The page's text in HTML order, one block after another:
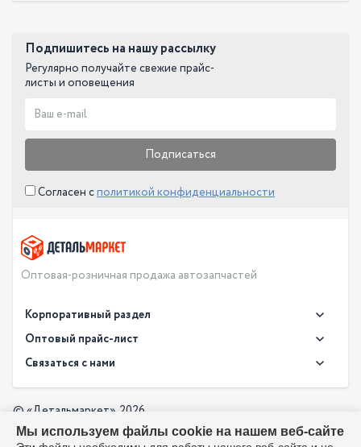
Подпишитесь на нашу рассылку
Регулярно получайте свежие прайс-
листы и оповещения
Подписаться
Согласен сполитикой конфиденциальности
Оптовая-розничная продажа автозапчастей
Корпоративный раздел
Новости
О компании
Доставка
Оптовый прайс-лист
Оплата
Производители
Оптовый прайс-лист
Скачать прайс в PDF
Связаться с нами
© «Детальмаркет», 2026
Разработка:
Мы используем файлы cookie на нашем веб-сайте